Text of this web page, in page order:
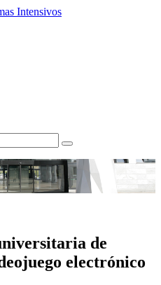
Intensivos
de
electrónico